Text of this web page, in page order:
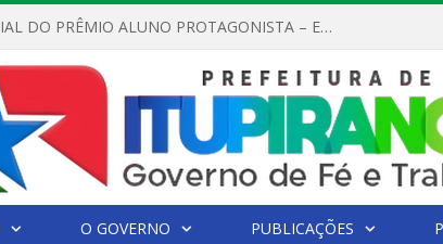
REGULAMENTO OFICIAL DO PRÊMIO ALUNO PROTAGONISTA – EDIÇÃO 2026
O GOVERNO PUBLICAÇÕES